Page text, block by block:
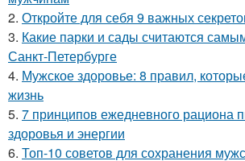
2. Откройте для себя 9 важных
3. Какие парки и сады считаются
Санкт-Петербурге
4. Мужское здоровье: 8 правил,
жизнь
5. 7 принципов ежедневного рациона
здоровья и энергии
6. Топ-10 советов для сохранения